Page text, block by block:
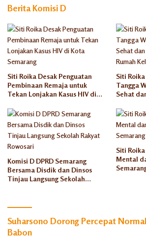
Berita Komisi D
Siti Roika Desak Penguatan
Pembinaan Remaja untuk
Tekan Lonjakan Kasus HIV di
Siti
Tangga
Sehat
Komisi D DPRD Semarang
Bersama Disdik dan Dinsos
Tinjau Langsung Sekolah
Siti
Mental
Suharsono Dorong Percepat
Babon